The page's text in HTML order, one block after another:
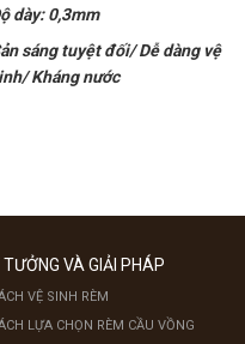
dày: 0,3mm
sáng tuyệt đối/ Dễ dàng vệ
Kháng nước
TƯỞNG VÀ GIẢI PHÁP
VỆ SINH RÈM
LỰA CHỌN RÈM CẦU VỒNG